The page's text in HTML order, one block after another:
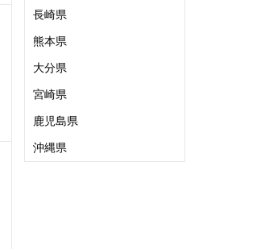
長崎県
熊本県
大分県
宮崎県
鹿児島県
沖縄県